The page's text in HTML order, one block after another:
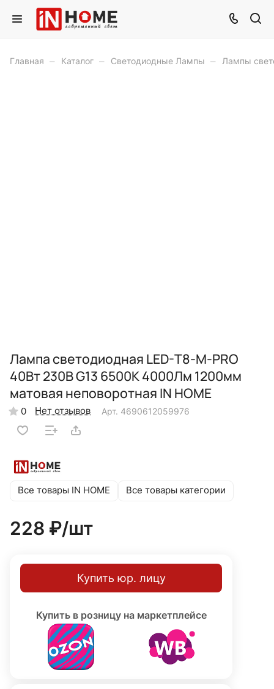
Главная – Каталог – Светодиодные Лампы – Лампы
Лампа светодиодная LED-T8-М-PRO
40Вт 230В G13 6500К 4000Лм 1200мм
матовая неповоротная IN HOME
0 Нет отзывов Арт. 4690612059976
Все товары IN HOME Все товары категории
228 ₽/шт
Купить юр. лицу
Купить в розницу на маркетплейсе